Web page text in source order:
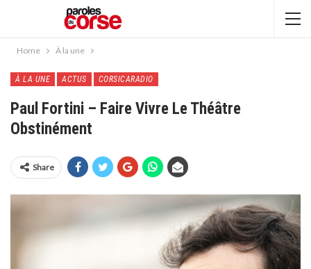
Home À la une
À LA UNE ACTUS CORSICARADIO
Paul Fortini – Faire Vivre Le Théâtre
Obstinément
Share